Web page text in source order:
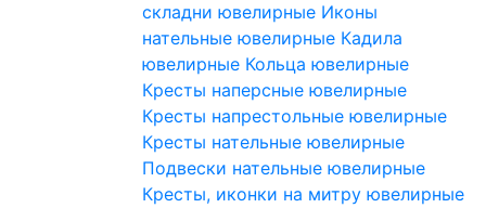
складни ювелирные Иконы
нательные ювелирные Кадила
ювелирные Кольца ювелирные
Кресты наперсные ювелирные
Кресты напрестольные ювелирные
Кресты нательные ювелирные
Подвески нательные ювелирные
Кресты, иконки на митру ювелирные